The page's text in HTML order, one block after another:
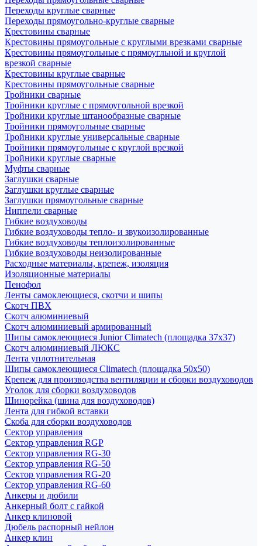
Переходы круглые сварные
Переходы прямоугольно-круглые сварные
Крестовины сварные
Крестовины прямоугольные с круглыми врезками сварные
Крестовины прямоугольные с прямоугльной и круглой
врезкой сварные
Крестовины круглые сварные
Крестовины прямоугольные сварные
Тройники сварные
Тройники круглые с прямоугольной врезкой
Тройники круглые штанообразные сварные
Тройники прямоугольные сварные
Тройники круглые универсальные сварные
Тройники прямоугольные с круглой врезкой
Тройники круглые сварные
Муфты сварные
Заглушки сварные
Заглушки круглые сварные
Заглушки прямоугольные сварные
Ниппели сварные
Гибкие воздуховоды
Гибкие воздуховоды тепло- и звукоизолированные
Гибкие воздуховоды теплоизолированные
Гибкие воздуховоды неизолированные
Расходные материалы, крепеж, изоляция
Изоляционные материалы
Пенофол
Ленты самоклеющиеся, скотчи и шипы
Скотч ПВХ
Скотч алюминиевый
Скотч алюминиевый армированный
Шипы самоклеющиеся Junior Climatech (площадка 37х37)
Скотч алюминиевый ЛЮКС
Лента уплотнительная
Шипы самоклеющиеся Climatech (площадка 50х50)
Крепеж для производства вентиляции и сборки воздуховодов
Уголок для сборки воздуховодов
Шинорейка (шина для воздуховодов)
Лента для гибкой вставки
Скоба для сборки воздуховодов
Сектор управления
Сектор управления RGP
Сектор управления RG-30
Сектор управления RG-50
Сектор управления RG-20
Сектор управления RG-60
Анкеры и дюбили
Анкерный болт с гайкой
Анкер клиновой
Дюбель распорный нейлон
Анкер клин